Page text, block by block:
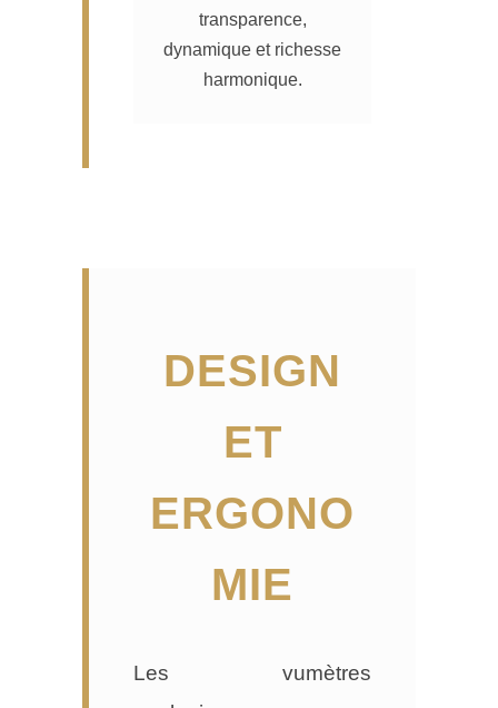
transparence,
dynamique et richesse
harmonique.
DESIGN
ET
ERGONO
MIE
Les vumètres